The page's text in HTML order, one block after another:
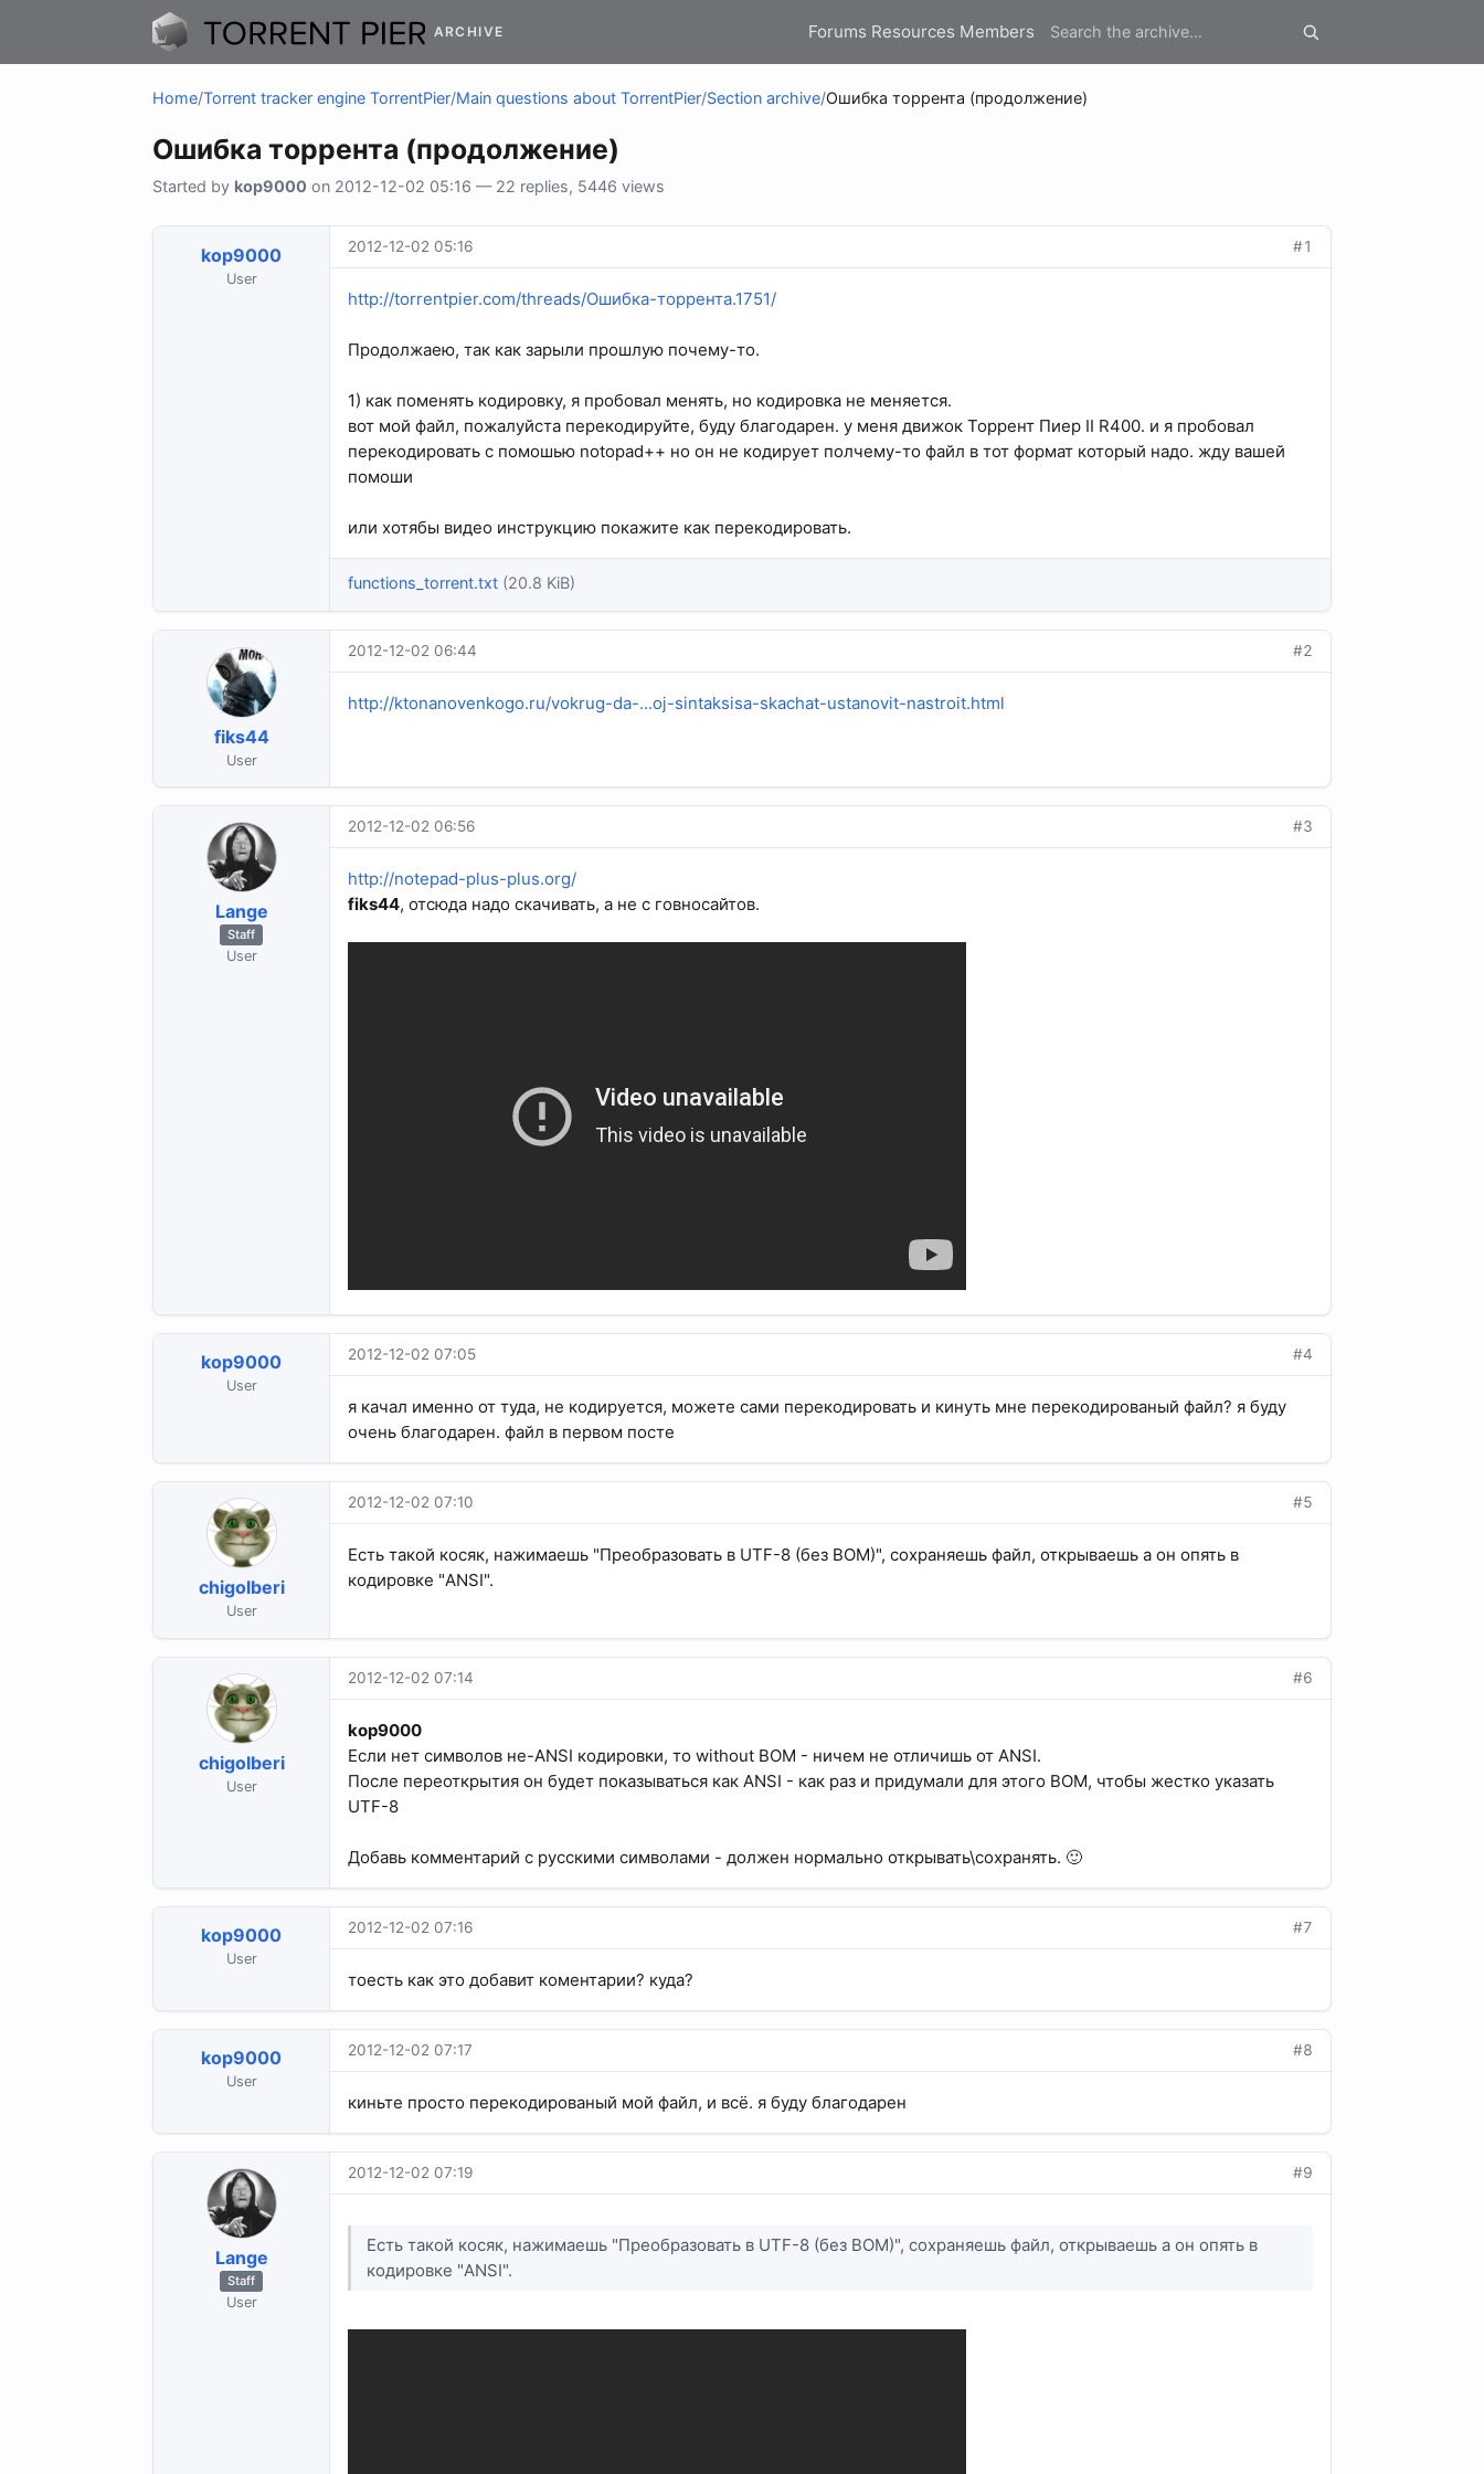
ARCHIVE Forums Resources Members
Home/Torrent tracker engine TorrentPier/Main questions about TorrentPier/Section archive/Ошибка торрента (продолжение)
Ошибка торрента (продолжение)
Started by kop9000 on 2012-12-02 05:16 — 22 replies, 5446 views
kop9000
User
2012-12-02 05:16 #1
http://torrentpier.com/threads/Ошибка-торрента.1751/
Продолжаею, так как зарыли прошлую почему-то.
1) как поменять кодировку, я пробовал менять, но кодировка не меняется.
вот мой файл, пожалуйста перекодируйте, буду благодарен. у меня движок Торрент Пиер II R400. и я пробовал
перекодировать с помошью notopad++ но он не кодирует полчему-то файл в тот формат который надо. жду вашей
помоши
или хотябы видео инструкцию покажите как перекодировать.
functions_torrent.txt (20.8 KiB)
fiks44
User
2012-12-02 06:44 #2
http://ktonanovenkogo.ru/vokrug-da-...oj-sintaksisa-skachat-ustanovit-nastroit.html
Lange
Staff
User
2012-12-02 06:56 #3
http://notepad-plus-plus.org/
fiks44, отсюда надо скачивать, а не с говносайтов.
kop9000
User
2012-12-02 07:05 #4
я качал именно от туда, не кодируется, можете сами перекодировать и кинуть мне перекодированый файл? я буду
очень благодарен. файл в первом посте
chigolberi
User
2012-12-02 07:10 #5
Есть такой косяк, нажимаешь "Преобразовать в UTF-8 (без BOM)", сохраняешь файл, открываешь а он опять в
кодировке "ANSI".
chigolberi
User
2012-12-02 07:14 #6
kop9000
Если нет символов не-ANSI кодировки, то without BOM - ничем не отличишь от ANSI.
После переоткрытия он будет показываться как ANSI - как раз и придумали для этого BOM, чтобы жестко указать
UTF-8
Добавь комментарий с русскими символами - должен нормально открывать\сохранять. 🙂
kop9000
User
2012-12-02 07:16 #7
тоесть как это добавит коментарии? куда?
kop9000
User
2012-12-02 07:17 #8
киньте просто перекодированый мой файл, и всё. я буду благодарен
Lange
Staff
User
2012-12-02 07:19 #9
Есть такой косяк, нажимаешь "Преобразовать в UTF-8 (без BOM)", сохраняешь файл, открываешь а он опять в
кодировке "ANSI".